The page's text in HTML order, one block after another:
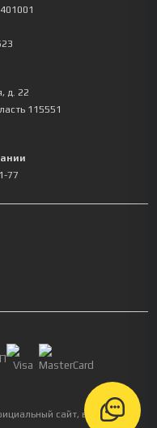
д. 22
115551
77
сайт, все права